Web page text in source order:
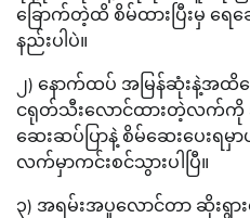
ခြောက်တဲ့ထိ စိမ်ထားပြီးမှ ရေ
နည်းပါပဲ။
၂) နောက်ထပ် အမြန်ဆုံးနဲ့အ
ငရုတ်သီးလောင်ထားတဲ့လက်ကို
ဆေးဆပ်ပြာနဲ့ စိမ်ဆေးပေးရ
လက်မှာကင်းစင်သွားပါပြီ။
၃) အရမ်းအပူလောင်တာ ဆိုးရွာ